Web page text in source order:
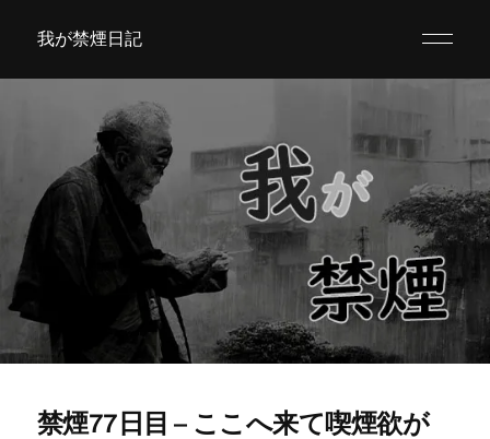
我が禁煙日記
禁煙77日目 – ここへ来て喫煙欲が